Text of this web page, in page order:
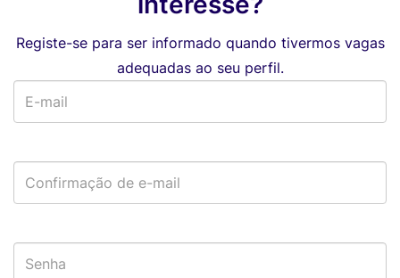
Registe-se para ser informado quando tivermos vagas
adequadas ao seu perfil.